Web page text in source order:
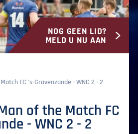
GravenzandeNOG GEEN LID?
MELD U NU AAN
FC 's-Gravenzande - WNC 2 - 2
of the Match FC
- WNC 2 - 2